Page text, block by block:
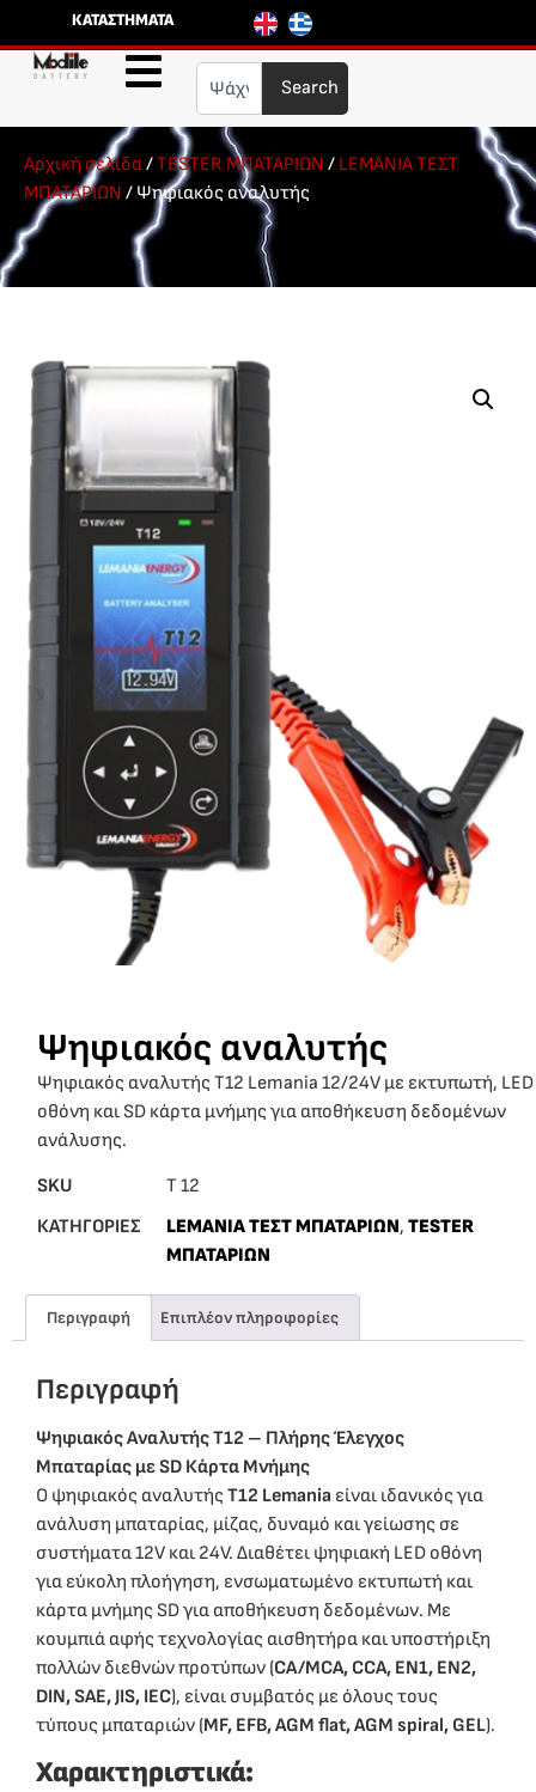
ΚΑΤΑΣΤΗΜΑΤΑ
Search
Αρχική σελίδα/TESTER ΜΠΑΤΑΡΙΩΝ / LEMANIA ΤΕΣΤ
ΜΠΑΤΑΡΙΩΝ / Ψηφιακός αναλυτής
Ψηφιακός αναλυτής
Ψηφιακός αναλυτής T12 Lemania 12/24V με εκτυπωτή, LED
οθόνη και SD κάρτα μνήμης για αποθήκευση δεδομένων
ανάλυσης.
SKU
T 12
ΚΑΤΗΓΟΡΙΕΣ
LEMANIA ΤΕΣΤ ΜΠΑΤΑΡΙΩΝ, TESTER
ΜΠΑΤΑΡΙΩΝ
Περιγραφή Επιπλέον πληροφορίες
Περιγραφή
Ψηφιακός Αναλυτής T12 – Πλήρης Έλεγχος
Μπαταρίας με SD Κάρτα Μνήμης
Ο ψηφιακός αναλυτής T12 Lemania είναι ιδανικός για
ανάλυση μπαταρίας, μίζας, δυναμό και γείωσης σε
συστήματα 12V και 24V. Διαθέτει ψηφιακή LED οθόνη
για εύκολη πλοήγηση, ενσωματωμένο εκτυπωτή και
κάρτα μνήμης SD για αποθήκευση δεδομένων. Με
κουμπιά αφής τεχνολογίας αισθητήρα και υποστήριξη
πολλών διεθνών προτύπων (CA/MCA, CCA, EN1, EN2,
DIN, SAE, JIS, IEC), είναι συμβατός με όλους τους
τύπους μπαταριών (MF, EFB, AGM flat, AGM spiral, GEL).
Χαρακτηριστικά: